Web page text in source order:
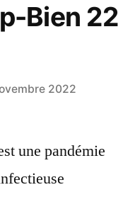
Bien 22
2022
une pandémie